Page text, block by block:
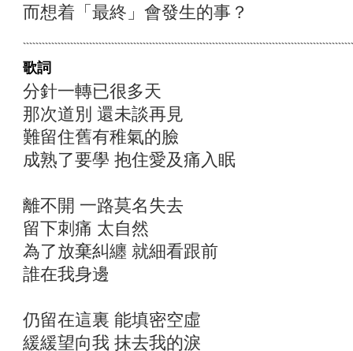
而想着「最終」會發生的事？
歌詞
分針一轉已很多天
那次道別 還未談再見
難留住舊有稚氣的臉
成熟了要學 抱住愛及痛入眠
離不開 一路莫名失去
留下刺痛 太自然
為了放棄糾纏 就細看跟前
誰在我身邊
仍留在這裏 能填密空虛
緩緩望向我 抹去我的淚